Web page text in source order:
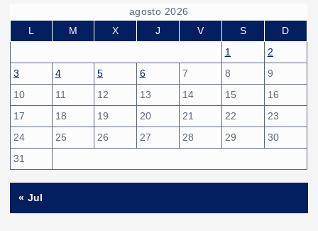
agosto 2026
L
M X J V S
D
1
2
3
4 5 6 7 8
9
10
11 12 13 14 15
16
17
18 19 20 21 22
23
24
25 26 27 28 29
30
31
« Jul